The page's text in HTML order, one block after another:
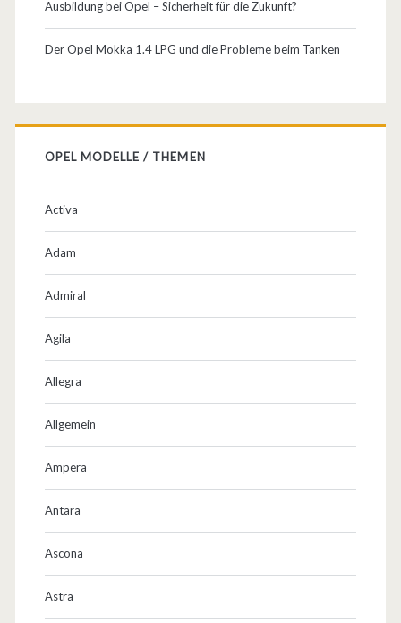
ä
h
r
k
r
Ausbildung bei Opel – Sicherheit für die Zukunft?
Der Opel Mokka 1.4 LPG und die Probleme beim Tanken
OPEL MODELLE / THEMEN
Activa
Adam
Admiral
Agila
Allegra
Allgemein
Ampera
Antara
Ascona
Astra